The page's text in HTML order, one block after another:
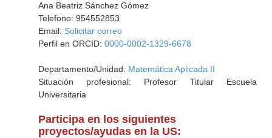
Ana Beatriz Sánchez Gómez
Telefono: 954552853
Email: Solicitar correo
Perfil en ORCID: 0000-0002-1329-6678
Departamento/Unidad: Matemática Aplicada II
Situación profesional: Profesor Titular Escuela
Universitaria
Participa en los siguientes
proyectos/ayudas en la US: